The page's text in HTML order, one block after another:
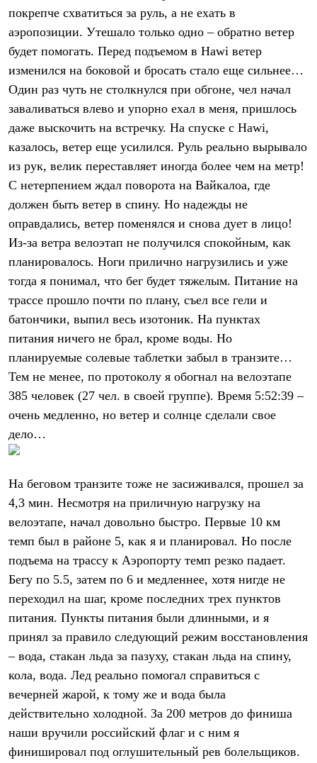
покрепче схватиться за руль, а не ехать в
аэропозиции. Утешало только одно – обратно ветер
будет помогать. Перед подъемом в Hawi ветер
изменился на боковой и бросать стало еще сильнее…
Один раз чуть не столкнулся при обгоне, чел начал
заваливаться влево и упорно ехал в меня, пришлось
даже выскочить на встречку. На спуске с Hawi,
казалось, ветер еще усилился. Руль реально вырывало
из рук, велик переставляет иногда более чем на метр!
С нетерпением ждал поворота на Вайкалоа, где
должен быть ветер в спину. Но надежды не
оправдались, ветер поменялся и снова дует в лицо!
Из-за ветра велоэтап не получился спокойным, как
планировалось. Ноги прилично нагрузились и уже
тогда я понимал, что бег будет тяжелым. Питание на
трассе прошло почти по плану, съел все гели и
батончики, выпил весь изотоник. На пунктах
питания ничего не брал, кроме воды. Но
планируемые солевые таблетки забыл в транзите…
Тем не менее, по протоколу я обогнал на велоэтапе
385 человек (27 чел. в своей группе). Время 5:52:39 –
очень медленно, но ветер и солнце сделали свое
дело…
На беговом транзите тоже не засиживался, прошел за
4,3 мин. Несмотря на приличную нагрузку на
велоэтапе, начал довольно быстро. Первые 10 км
темп был в районе 5, как я и планировал. Но после
подъема на трассу к Аэропорту темп резко падает.
Бегу по 5.5, затем по 6 и медленнее, хотя нигде не
переходил на шаг, кроме последних трех пунктов
питания. Пункты питания были длинными, и я
принял за правило следующий режим восстановления
– вода, стакан льда за пазуху, стакан льда на спину,
кола, вода. Лед реально помогал справиться с
вечерней жарой, к тому же и вода была
действительно холодной. За 200 метров до финиша
наши вручили российский флаг и с ним я
финишировал под оглушительный рев болельщиков.